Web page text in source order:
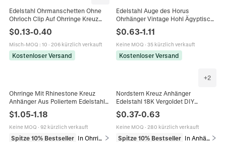
Edelstahl Ohrmanschetten Ohne
Ohrloch Clip Auf Ohrringe Kreuz
Lagig Hohl Blatt Anhänger
Minimalistischer Schmuck
$0.13-0.40
Misch-MOQ : 10 · 206 kürzlich verkauft
Kostenloser Versand
Edelstahl Auge des Horus
Ohrhänger Vintage Hohl Ägyptisch
Ankh Kreuz Geometrische Ohrringe
Für Damen Schmuck
$0.63-1.11
Keine MOQ · 35 kürzlich verkauft
Kostenloser Versand
Ohrringe Mit Rhinestone Kreuz
Anhänger Aus Poliertem Edelstahl
Schmuck Für Damen Herren
$1.05-1.18
Keine MOQ · 92 kürzlich verkauft
Spitze 10% Bestseller
In Ohrringe
+2
Nordstern Kreuz Anhänger
Edelstahl 18K Vergoldet DIY
Halsketten Ohrringe Armbänder
Zubehör
$0.37-0.63
Keine MOQ · 280 kürzlich verkauft
Spitze 10% Bestseller